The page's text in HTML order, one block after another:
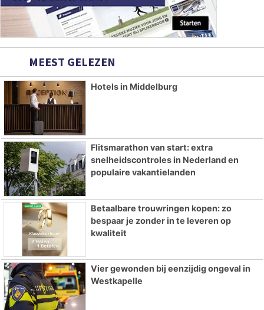
MEEST GELEZEN
Hotels in Middelburg
Flitsmarathon van start: extra
snelheidscontroles in Nederland en
populaire vakantielanden
Betaalbare trouwringen kopen: zo
bespaar je zonder in te leveren op
kwaliteit
Vier gewonden bij eenzijdig ongeval in
Westkapelle